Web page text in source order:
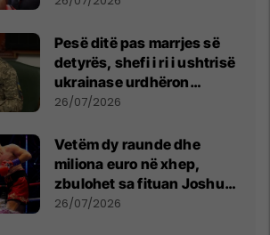
Pesë ditë pas marrjes së
detyrës, shefi i ri i ushtrisë
ukrainase urdhëron
kontroll të madh
26/07/2026
Vetëm dy raunde dhe
miliona euro në xhep,
zbulohet sa fituan Joshua
e Prenga
26/07/2026